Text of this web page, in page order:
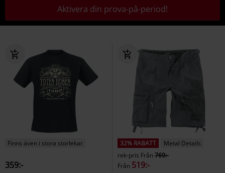
Aktivera din prova-på-period!
Finns även i stora storlekar
359:-
32% RABATT
Metal Details
rek-pris Från769:-
Från 519:-